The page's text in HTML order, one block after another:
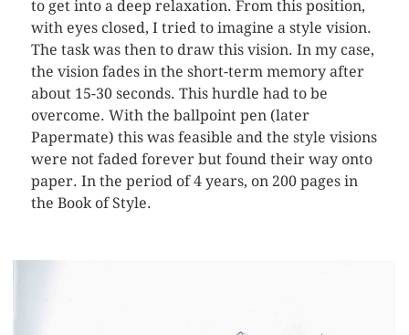
to get into a deep relaxation. From this position,
with eyes closed, I tried to imagine a style vision.
The task was then to draw this vision. In my case,
the vision fades in the short-term memory after
about 15-30 seconds. This hurdle had to be
overcome. With the ballpoint pen (later
Papermate) this was feasible and the style visions
were not faded forever but found their way onto
paper. In the period of 4 years, on 200 pages in
the Book of Style.